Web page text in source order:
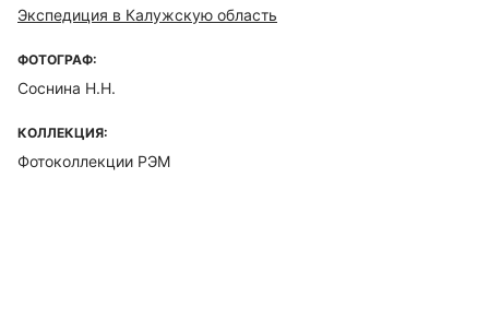
Экспедиция в Калужскую область
ФОТОГРАФ:
Соснина Н.Н.
КОЛЛЕКЦИЯ:
Фотоколлекции РЭМ